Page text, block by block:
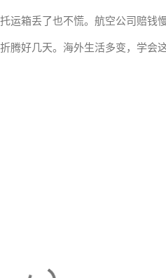
箱丢了也不慌。航空公司赔钱
好几天。海外生活多变，学会